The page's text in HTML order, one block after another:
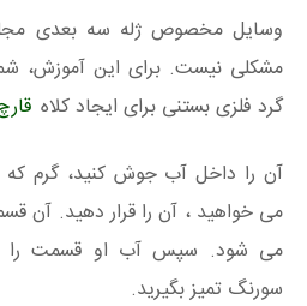
وسایل مخصوص ژله سه بعدی
مشکلی نیست. برای این آموزش،
گرد فلزی بستنی برای ایجاد کلاه
آن را داخل آب جوش کنید، گرم که
می خواهید ، آن را قرار دهید. آن
می شود. سپس آب او قسمت را
سورنگ تمیز بگیرید.